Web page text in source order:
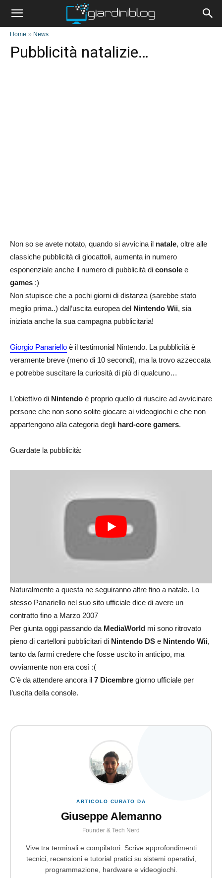
Home » News
Pubblicità natalizie…
Non so se avete notato, quando si avvicina il natale, oltre alle
classiche pubblicità di giocattoli, aumenta in numero
esponenziale anche il numero di pubblicità di console e
games :)
Non stupisce che a pochi giorni di distanza (sarebbe stato
meglio prima..) dall’uscita europea del Nintendo Wii, sia
iniziata anche la sua campagna pubblicitaria!
Giorgio Panariello è il testimonial Nintendo. La pubblicità è
veramente breve (meno di 10 secondi), ma la trovo azzeccata
e potrebbe suscitare la curiosità di più di qualcuno…
L’obiettivo di Nintendo è proprio quello di riuscire ad avvicinare
persone che non sono solite giocare ai videogiochi e che non
appartengono alla categoria degli hard-core gamers.
Guardate la pubblicità:
Naturalmente a questa ne seguiranno altre fino a natale. Lo
stesso Panariello nel suo sito ufficiale dice di avere un
contratto fino a Marzo 2007
Per giunta oggi passando da MediaWorld mi sono ritrovato
pieno di cartelloni pubblicitari di Nintendo DS e Nintendo Wii,
tanto da farmi credere che fosse uscito in anticipo, ma
ovviamente non era così :(
C’è da attendere ancora il 7 Dicembre giorno ufficiale per
l’uscita della console.
ARTICOLO CURATO DA
Giuseppe Alemanno
Founder & Tech Nerd
Vive tra terminali e compilatori. Scrive approfondimenti
tecnici, recensioni e tutorial pratici su sistemi operativi,
programmazione, hardware e videogiochi.